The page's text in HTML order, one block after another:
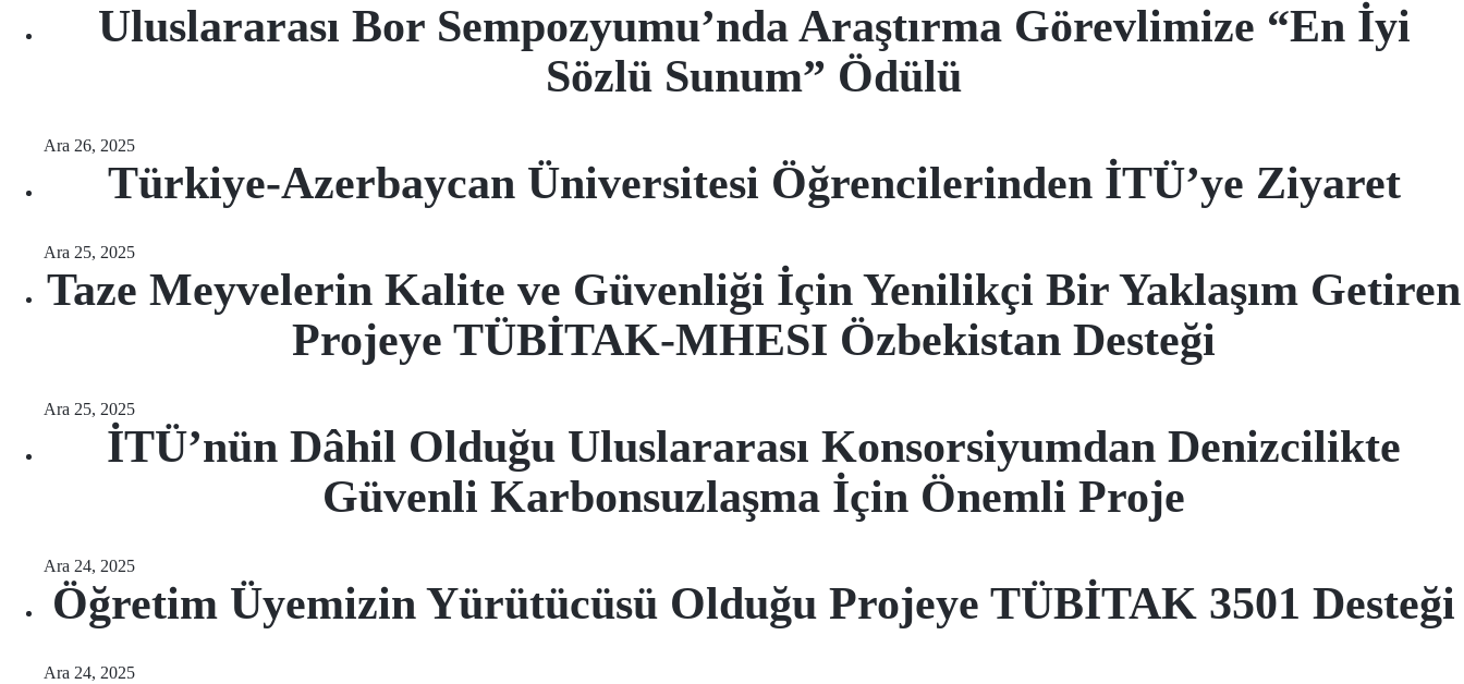
Uluslararası Bor Sempozyumu’nda Araştırma Görevlimize “En İyi
Sözlü Sunum” Ödülü
Ara 26, 2025
Türkiye-Azerbaycan Üniversitesi Öğrencilerinden İTÜ’ye Ziyaret
Ara 25, 2025
Taze Meyvelerin Kalite ve Güvenliği İçin Yenilikçi Bir Yaklaşım Getiren
Projeye TÜBİTAK-MHESI Özbekistan Desteği
Ara 25, 2025
İTÜ’nün Dâhil Olduğu Uluslararası Konsorsiyumdan Denizcilikte
Güvenli Karbonsuzlaşma İçin Önemli Proje
Ara 24, 2025
Öğretim Üyemizin Yürütücüsü Olduğu Projeye TÜBİTAK 3501 Desteği
Ara 24, 2025